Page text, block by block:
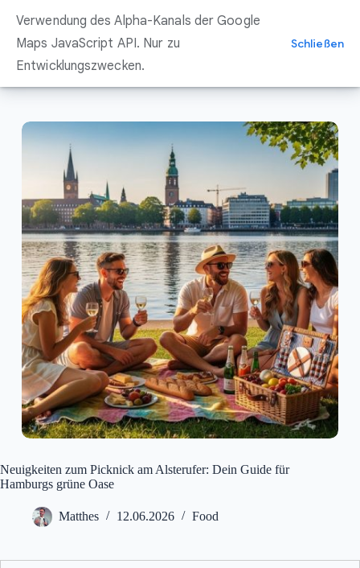
Inhalt
springen
Neuigkeiten zum Picknick am Alsterufer: Dein Guide für
Hamburgs grüne Oase
Matthes 12.06.2026 Food
Verwendung des Alpha-Kanals der Google
Maps JavaScript API. Nur zu
Entwicklungszwecken.
Schließen